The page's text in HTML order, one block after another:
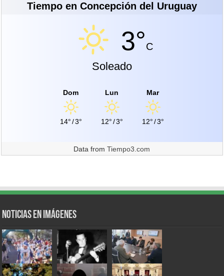
Tiempo en Concepción del Uruguay
3°C
Soleado
Dom
14°/3°
Lun
12°/3°
Mar
12°/3°
Data fromTiempo3.com
Noticias en Imágenes